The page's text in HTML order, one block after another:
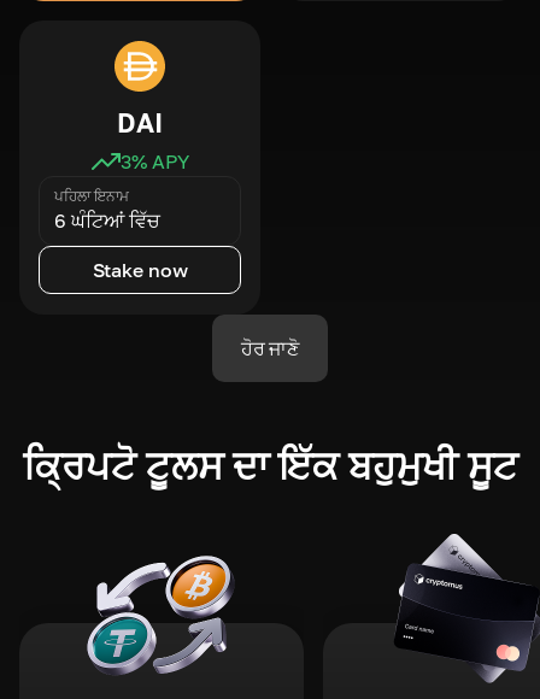
DAI
3% APY
ਪਹਿਲਾ ਇਨਾਮ
6 ਘੰਟਿਆਂ ਵਿੱਚ
Stake now
ਹੋਰ ਜਾਣੋ
ਕ੍ਰਿਪਟੋ ਟੂਲਸ ਦਾ ਇੱਕ ਬਹੁਮੁਖੀ ਸੂਟ